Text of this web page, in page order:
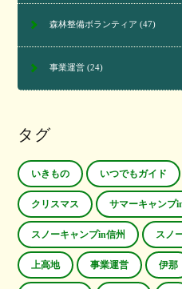
森林整備ボランティア (47)
事業運営(24)
タグ
いきもの いつでもガイド
クリスマス サマーキャンプ
スノーキャンプin信州 スノ
上高地 事業運営 伊那